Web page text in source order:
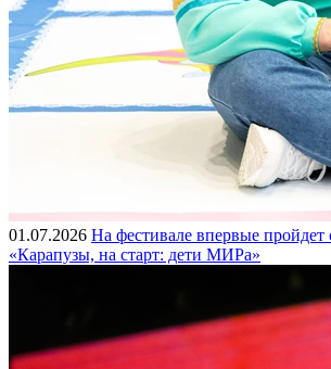
01.07.2026 На фестивале впервые
«Карапузы, на старт: дети МИРа»